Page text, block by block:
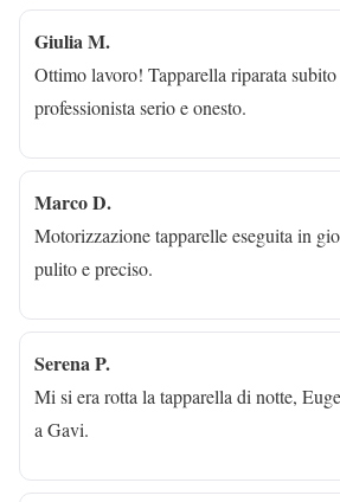
Giulia M.
Ottimo lavoro! Tapparella riparata
professionista serio e onesto.
Marco D.
Motorizzazione tapparelle eseguita in
pulito e preciso.
Serena P.
Mi si era rotta la tapparella di notte,
a Gavi.